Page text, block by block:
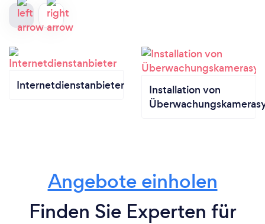
Internetdienstanbieter
Installation von
Angebote einholen
Finden Sie Experten für